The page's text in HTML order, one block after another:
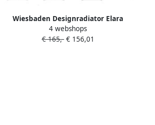
Wiesbaden Designradiator Elara
180x45cm 830 Watt Glans Wit
Middenonderaansluiting
4 webshops
€ 165,-€ 156,01